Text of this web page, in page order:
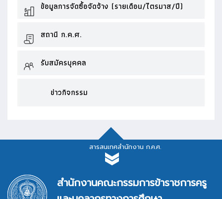
ข้อมูลการจัดซื้อจัดจ้าง (รายเดือน/ไตรมาส/ปี)
สถานี ก.ค.ศ.
รับสมัครบุคคล
ข่าวกิจกรรม
สารสนเทศสำนักงาน ก.ค.ศ.
สารสนเทศสำนักงาน ก.ค.ศ.
สำนักงานคณะกรรมการข้าราชการครู